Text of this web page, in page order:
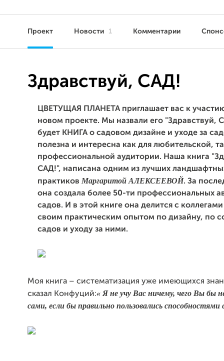
Проект Новости 1 Комментарии
Здравствуй, САД!
ЦВЕТУЩАЯ ПЛАНЕТА приглашает вас к
новом проекте. Мы назвали его "Здравствуй,
будет КНИГА о садовом дизайне и уходе за
полезна и интересна как для любительской,
профессиональной аудитории. Наша книга
САД!", написана одним из лучших
практиков Маргаритой АЛЕКСЕЕВОЙ. За
она создала более 50-ти профессиональных
садов. И в этой книге она делится с
своим практическим опытом по дизайну, по
садов и уходу за ними.
Моя книга – систематизация уже имеющихся
сказал Конфуций:« Я не учу Вас ничему, чего Вы бы
сами, если бы правильно пользовались способностями